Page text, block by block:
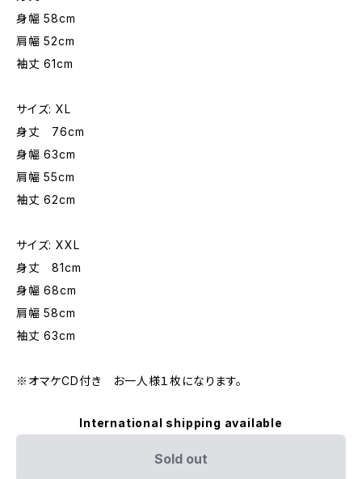
身幅 58cm
肩幅 52cm
袖丈 61cm
サイズ: XL
身丈 76cm
身幅 63cm
肩幅 55cm
袖丈 62cm
サイズ: XXL
身丈 81cm
身幅 68cm
肩幅 58cm
袖丈 63cm
※オマケCD付き お一人様１枚になります。
International shipping available
Sold out